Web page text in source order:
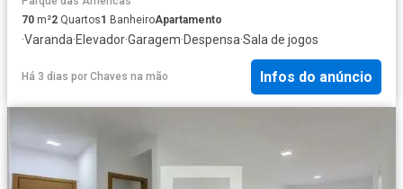
70 m²2 Quartos1 BanheiroApartamento
·Varanda·Elevador·Garagem·Despensa·Sala de jogos
Há 3 dias por Chaves na mão Infos do anúncio